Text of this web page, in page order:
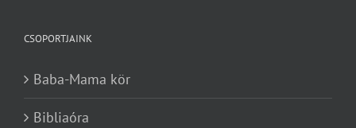
CSOPORTJAINK
Baba-Mama kör
Bibliaóra